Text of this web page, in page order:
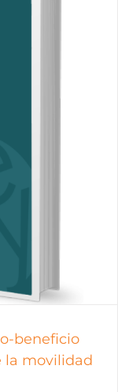
beneficio
la movilidad